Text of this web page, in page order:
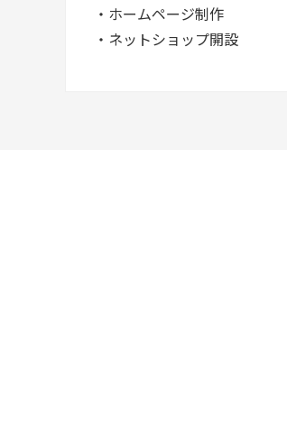
・ホームページ制作
・ネットショップ開設